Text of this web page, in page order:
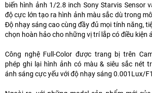
biến hình ảnh 1/2.8 inch Sony Starvis Sensor
độ cực lớn tạo ra hình ảnh màu sắc dù trong
Độ nhạy sáng cao cùng đầy đủ mọi tính năng,
chọn hoàn hảo cho những vị trí lắp có điều kiện
Công nghệ Full-Color được trang bị trên
phép ghi lại hình ảnh có màu & siêu sắc nét
ánh sáng cực yếu với độ nhạy sáng 0.001Lux/